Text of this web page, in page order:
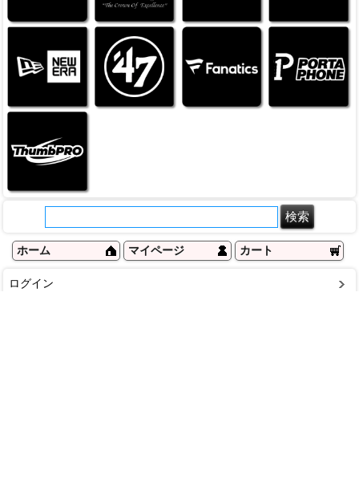
ホーム マイページ カート
ログイン